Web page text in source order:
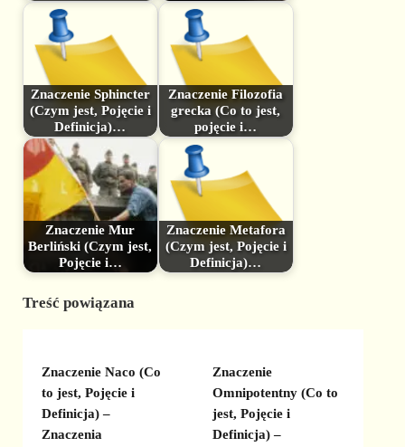
Znaczenie Sphincter
(Czym jest, Pojęcie i
Definicja)…
Znaczenie Filozofia
grecka (Co to jest,
pojęcie i…
Znaczenie Mur
Berliński (Czym jest,
Pojęcie i…
Znaczenie Metafora
(Czym jest, Pojęcie i
Definicja)…
Treść powiązana
Znaczenie Naco (Co
to jest, Pojęcie i
Definicja) –
Znaczenia
Znaczenie
Omnipotentny (Co to
jest, Pojęcie i
Definicja) –